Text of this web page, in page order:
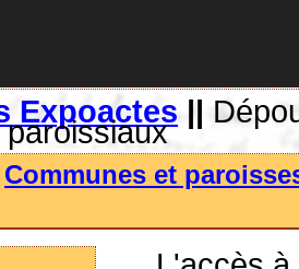
Expoactes ||
Communes et